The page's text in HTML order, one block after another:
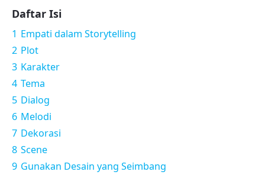
Daftar Isi
1 Empati dalam Storytelling
2 Plot
3 Karakter
4 Tema
5 Dialog
6 Melodi
7 Dekorasi
8 Scene
9 Gunakan Desain yang Seimbang